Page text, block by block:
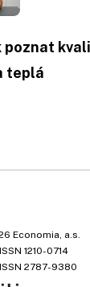
poznat
teplá
Economia, a.s.
ISSN 1210-0714
ISSN 2787-9380